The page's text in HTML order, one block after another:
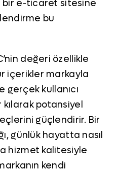
bir e-ticaret sitesine
bu
değeri özellikle
içerikler markayla
gerçek kullanıcı
potansiyel
güçlendirir. Bir
günlük hayatta nasıl
hizmet kalitesiyle
kendi